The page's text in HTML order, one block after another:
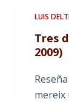
LUIS
Tres
2009)
mereix